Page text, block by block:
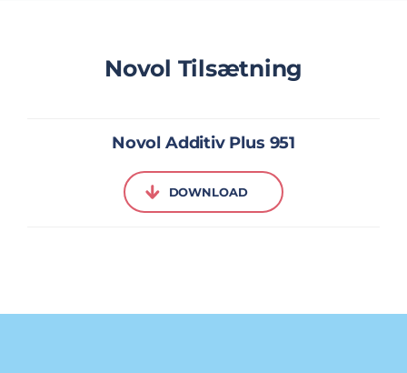
Novol Tilsætning
Novol Additiv Plus 951
DOWNLOAD